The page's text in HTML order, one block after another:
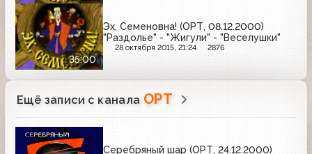
35:00
Эх, Семеновна! (ОРТ, 08.12.2000)
"Раздолье" - "Жигули" - "Веселушки"
28 октября 2015, 21:24 2876
Ещё записи с канала ОРТ
Серебряный шар (ОРТ, 24.12.2000)